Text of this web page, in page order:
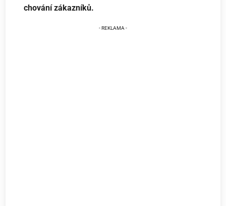
chování zákazníků.